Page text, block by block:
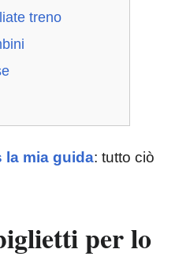
treno
la mia guida: tutto ciò
per lo